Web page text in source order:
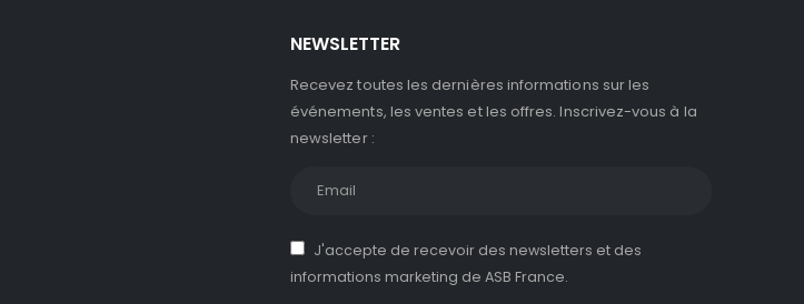
NEWSLETTER
Recevez toutes les dernières informations sur les
événements, les ventes et les offres. Inscrivez-vous à la
newsletter :
J'accepte de recevoir des newsletters et des
informations marketing de ASB France.